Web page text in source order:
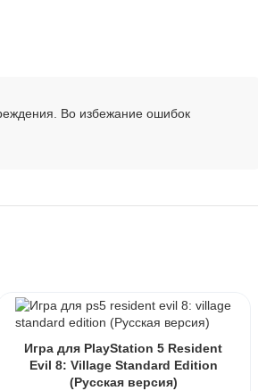
Во избежание ошибок
Игра для PlayStation 5 Resident
Evil 8: Village Standard Edition
(Русская версия)